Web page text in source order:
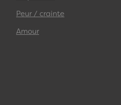
Peur / crainte
Amour